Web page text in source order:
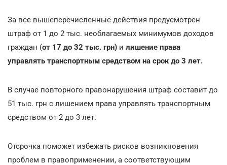
За все вышеперечисленные действия предусмотрен
штраф от 1 до 2 тыс. необлагаемых минимумов доходов
граждан (от 17 до 32 тыс. грн) и лишение права
управлять транспортным средством на срок до 3 лет.
В случае повторного правонарушения штраф составит до
51 тыс. грн с лишением права управлять транспортным
средством от 2 до 3 лет.
Отсрочка поможет избежать рисков возникновения
проблем в правоприменении, а соответствующим